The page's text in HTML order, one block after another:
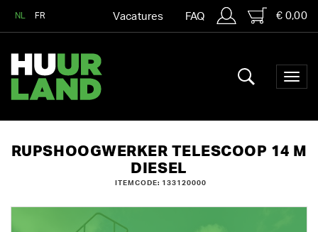
NL FR Vacatures FAQ € 0,00
RUPSHOOGWERKER TELESCOOP 14 M
DIESEL
ITEMCODE: 133120000